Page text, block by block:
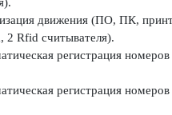
движения (ПО, ПК,
2 Rfid считывателя).
регистрация
регистрация